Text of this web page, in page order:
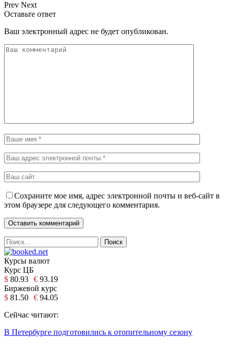
Prev Next
Оставьте ответ
Ваш электронный адрес не будет опубликован.
Сохраните мое имя, адрес электронной почты и веб-сайт в
этом браузере для следующего комментария.
Курсы валют
Курс ЦБ
$ 80.93 € 93.19
Биржевой курс
$ 81.50 € 94.05
Сейчас читают:
В Петербурге подготовились к отопительному сезону